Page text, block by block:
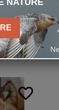
QUI
favorite_border
NATURE